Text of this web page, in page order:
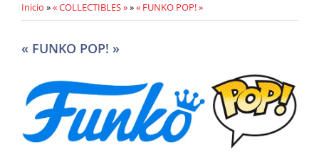
Inicio »« COLLECTIBLES »»« FUNKO POP! »
« FUNKO POP! »